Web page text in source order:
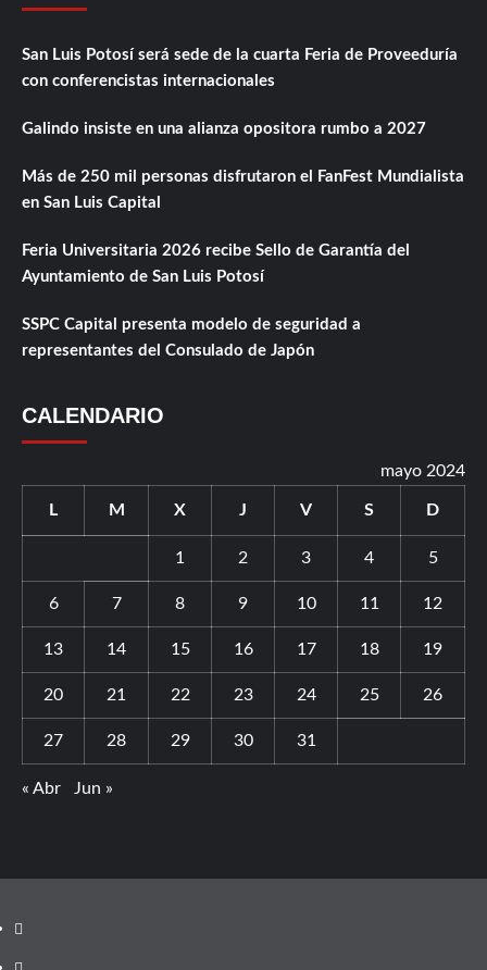
San Luis Potosí será sede de la cuarta Feria de Proveeduría
con conferencistas internacionales
Galindo insiste en una alianza opositora rumbo a 2027
Más de 250 mil personas disfrutaron el FanFest Mundialista
en San Luis Capital
Feria Universitaria 2026 recibe Sello de Garantía del
Ayuntamiento de San Luis Potosí
SSPC Capital presenta modelo de seguridad a
representantes del Consulado de Japón
CALENDARIO
mayo 2024
L M X J V S D
1 2 3 4 5
6 7 8 9 10 11 12
13 14 15 16 17 18 19
20 21 22 23 24 25 26
27 28 29 30 31
« Abr Jun »
Youtube
Vimeo